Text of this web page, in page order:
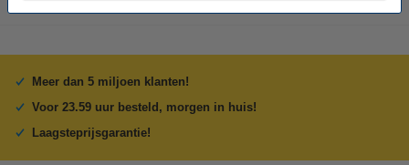
Meer dan 5 miljoen klanten!
Voor 23.59 uur besteld, morgen in huis!
Laagsteprijsgarantie!